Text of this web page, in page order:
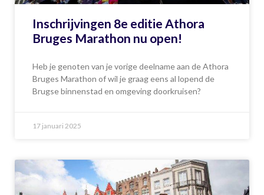
Inschrijvingen 8e editie Athora
Bruges Marathon nu open!
Heb je genoten van je vorige deelname aan de Athora
Bruges Marathon of wil je graag eens al lopend de
Brugse binnenstad en omgeving doorkruisen?
17 januari 2025